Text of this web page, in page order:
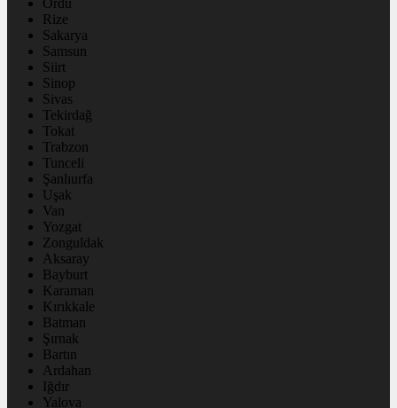
Ordu
Rize
Sakarya
Samsun
Siirt
Sinop
Sivas
Tekirdağ
Tokat
Trabzon
Tunceli
Şanlıurfa
Uşak
Van
Yozgat
Zonguldak
Aksaray
Bayburt
Karaman
Kırıkkale
Batman
Şırnak
Bartın
Ardahan
Iğdır
Yalova